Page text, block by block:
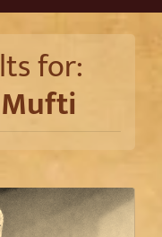
for: